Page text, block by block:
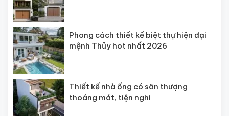
Phong cách thiết kế biệt thự hiện đại
mệnh Thủy hot nhất 2026
Thiết kế nhà ống có sân thượng
thoáng mát, tiện nghi